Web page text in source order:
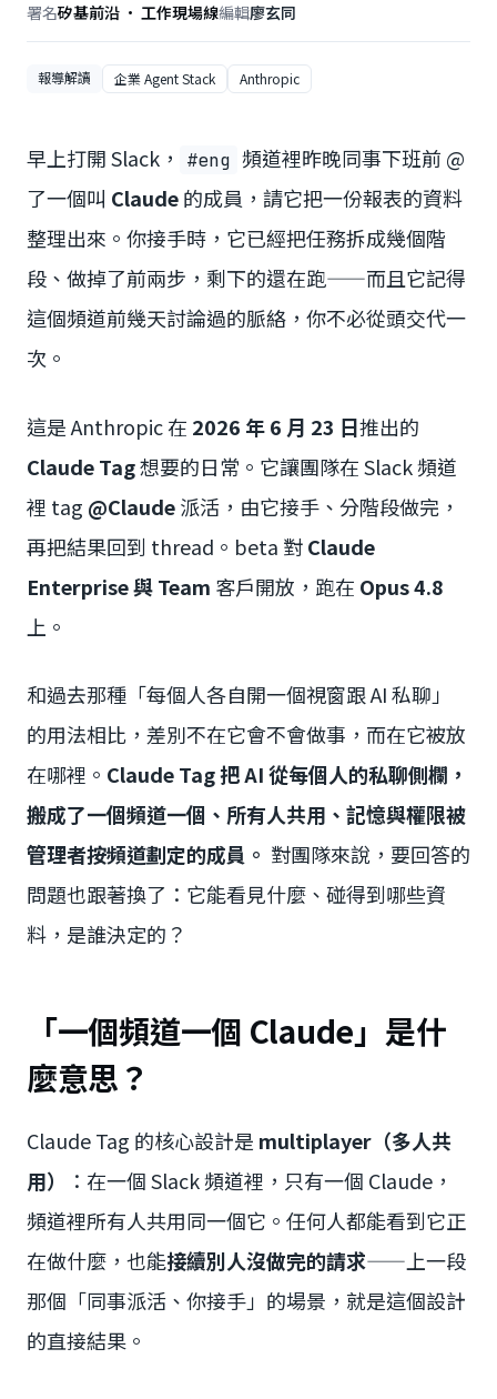
署名矽基前沿 · 工作現場線編輯廖玄同
報導解讀 企業 Agent Stack Anthropic
早上打開 Slack， #eng 頻道裡昨晚同事下班前 @
了一個叫 Claude的成員，請它把一份報表的資料
整理出來。你接手時，它已經把任務拆成幾個階
段、做掉了前兩步，剩下的還在跑——而且它記得
這個頻道前幾天討論過的脈絡，你不必從頭交代一
次。
這是 Anthropic 在 2026 年 6 月 23 日推出的
Claude Tag想要的日常。它讓團隊在 Slack 頻道
裡 tag @Claude派活，由它接手、分階段做完，
再把結果回到 thread。beta 對Claude
Enterprise 與 Team 客戶開放，跑在 Opus 4.8
上。
和過去那種「每個人各自開一個視窗跟 AI 私聊」
的用法相比，差別不在它會不會做事，而在它被放
在哪裡。 Claude Tag 把 AI 從每個人的私聊側欄，
搬成了一個頻道一個、所有人共用、記憶與權限被
管理者按頻道劃定的成員。 對團隊來說，要回答的
問題也跟著換了：它能看見什麼、碰得到哪些資
料，是誰決定的？
「一個頻道一個 Claude」是什
麼意思？
Claude Tag 的核心設計是 multiplayer（多人共
用）
：在一個 Slack 頻道裡，只有一個 Claude，
頻道裡所有人共用同一個它。任何人都能看到它正
在做什麼，也能接續別人沒做完的請求——上一段
那個「同事派活、你接手」的場景，就是這個設計
的直接結果。